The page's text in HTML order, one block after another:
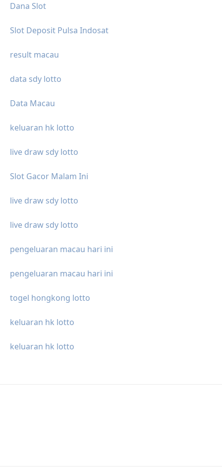
Dana Slot
Slot Deposit Pulsa Indosat
result macau
data sdy lotto
Data Macau
keluaran hk lotto
live draw sdy lotto
Slot Gacor Malam Ini
live draw sdy lotto
live draw sdy lotto
pengeluaran macau hari ini
pengeluaran macau hari ini
togel hongkong lotto
keluaran hk lotto
keluaran hk lotto